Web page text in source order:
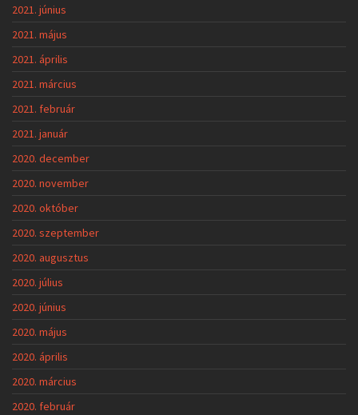
2021. június
2021. május
2021. április
2021. március
2021. február
2021. január
2020. december
2020. november
2020. október
2020. szeptember
2020. augusztus
2020. július
2020. június
2020. május
2020. április
2020. március
2020. február